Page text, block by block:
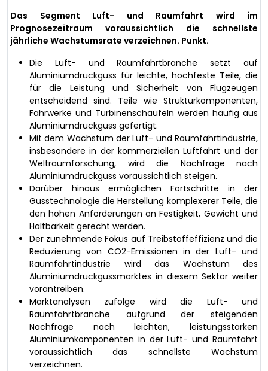
Das Segment Luft- und Raumfahrt wird im
Prognosezeitraum voraussichtlich die schnellste
jährliche Wachstumsrate verzeichnen. Punkt.
Die Luft- und Raumfahrtbranche setzt auf
Aluminiumdruckguss für leichte, hochfeste Teile, die
für die Leistung und Sicherheit von Flugzeugen
entscheidend sind. Teile wie Strukturkomponenten,
Fahrwerke und Turbinenschaufeln werden häufig aus
Aluminiumdruckguss gefertigt.
Mit dem Wachstum der Luft- und Raumfahrtindustrie,
insbesondere in der kommerziellen Luftfahrt und der
Weltraumforschung, wird die Nachfrage nach
Aluminiumdruckguss voraussichtlich steigen.
Darüber hinaus ermöglichen Fortschritte in der
Gusstechnologie die Herstellung komplexerer Teile, die
den hohen Anforderungen an Festigkeit, Gewicht und
Haltbarkeit gerecht werden.
Der zunehmende Fokus auf Treibstoffeffizienz und die
Reduzierung von CO2-Emissionen in der Luft- und
Raumfahrtindustrie wird das Wachstum des
Aluminiumdruckgussmarktes in diesem Sektor weiter
vorantreiben.
Marktanalysen zufolge wird die Luft- und
Raumfahrtbranche aufgrund der steigenden
Nachfrage nach leichten, leistungsstarken
Aluminiumkomponenten in der Luft- und Raumfahrt
voraussichtlich das schnellste Wachstum
verzeichnen.